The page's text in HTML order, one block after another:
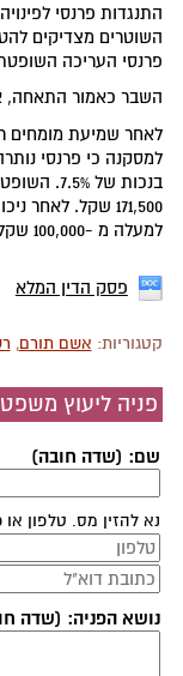
התנגדות פרנסי
השוטרים מצדיקים
פרנסי העריכה השופטת
השבר כאמור התאחה,
לאחר שמיעת מומחים
למסקנה כי פרנסי
בנכות של
למעלה מ -100,000 שקל.
פסק הדין המלא
קטגוריות: אשם תורם,
פניה ליעוץ
שם: (שדה חובה)
נא להזין מס. טלפון
נושא הפניה: (שדה